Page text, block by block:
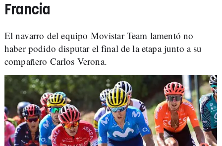
Francia
El navarro del equipo Movistar Team lamentó no
haber podido disputar el final de la etapa junto a su
compañero Carlos Verona.